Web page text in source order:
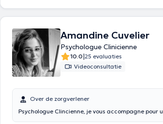
Amandine Cuvelier
Psychologue Clinicienne
10.0|25 evaluaties
Videoconsultatie
Over de zorgverlener
Psychologue Clincienne, je vous accompagne pour